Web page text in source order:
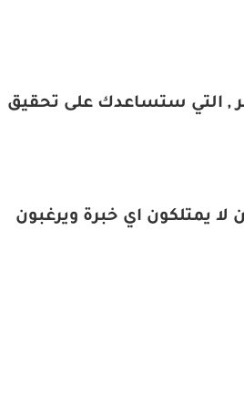
, التي ستساعدك على تحقيق
يمتلكون اي خبرة ويرغبون